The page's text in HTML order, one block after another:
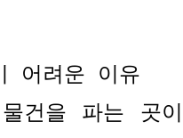
어려운 이유
건을 파는 곳이